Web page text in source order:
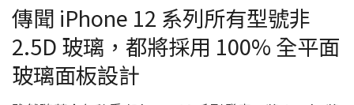
傳聞 iPhone 12 系列所有型號非
2.5D 玻璃，都將採用 100% 全平面
玻璃面板設計